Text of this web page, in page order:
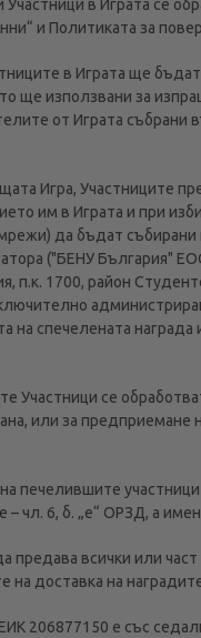
Участници в Играта се
и Политиката за
в Играта ще
ще използвани за
от Играта
Игра, Участниците
им в Играта и при
да бъдат събирани
("БЕНУ България"
п.к. 1700, район
на спечелената
Участници се
или за предприемане
печелившите
– чл. 6, б. „е“ ОРЗД, а
предава всички или
на доставка на
206877150 е със